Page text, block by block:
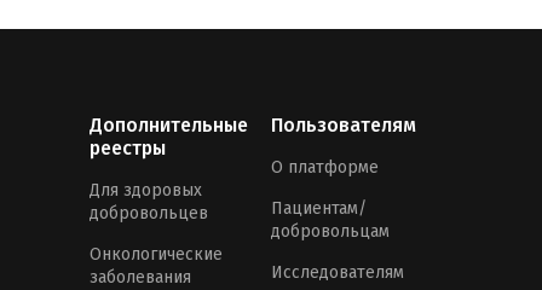
Дополнительные
реестры
Для здоровых
добровольцев
Онкологические
заболевания
Пользователям
О платформе
Пациентам/
добровольцам
Исследователям